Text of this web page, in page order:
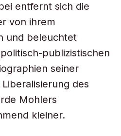
entfernt sich die
von ihrem
und beleuchtet
publizistischen
seiner
des
Mohlers
kleiner.